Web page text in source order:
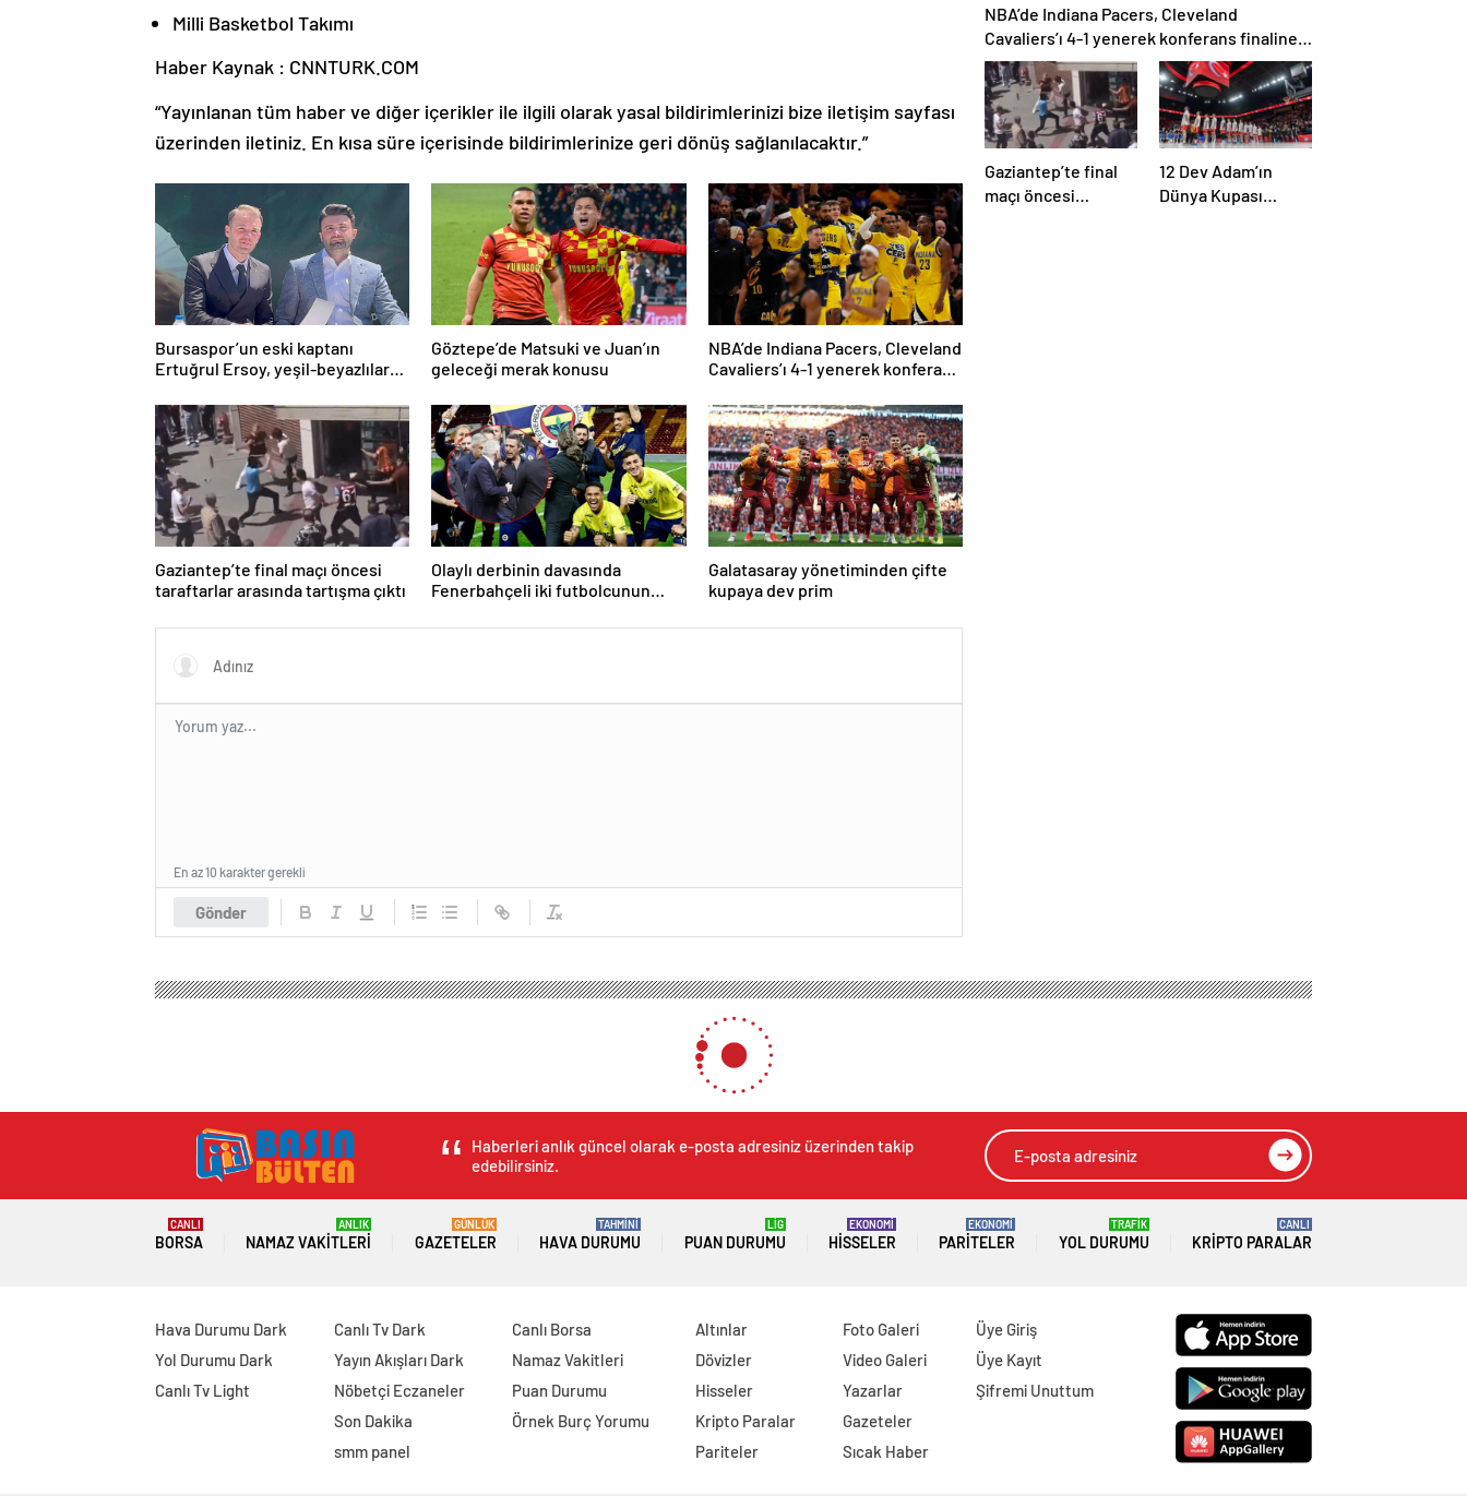
Milli Basketbol Takımı
Haber Kaynak : CNNTURK.COM
“Yayınlanan tüm haber ve diğer içerikler ile ilgili olarak yasal bildirimlerinizi bize iletişim sayfası
üzerinden iletiniz. En kısa süre içerisinde bildirimlerinize geri dönüş sağlanılacaktır.”
Bursaspor’un eski kaptanı
Ertuğrul Ersoy, yeşil-beyazlılara
Göztepe’de Matsuki ve Juan’ın
geleceği merak konusu
NBA’de Indiana Pacers, Cleveland
Cavaliers’ı 4-1 yenerek konferans
Gaziantep’te final maçı öncesi
taraftarlar arasında tartışma çıktı
Olaylı derbinin davasında
Fenerbahçeli iki futbolcunun
Galatasaray yönetiminden çifte
kupaya dev prim
Gönder
En az 10 karakter gerekli
NBA’de Indiana Pacers, Cleveland
Cavaliers’ı 4-1 yenerek konferans finaline
yükseldi
Gaziantep’te final
maçı öncesi
12 Dev Adam’ın
Dünya Kupası
Haberleri anlık güncel olarak e-posta adresiniz üzerinden takip
edebilirsiniz.
BORSA
CANLI
NAMAZ VAKITLERI
ANLIK
GAZETELER
GÜNLÜK
HAVA DURUMU
TAHMİNİ
PUAN DURUMU
LİG
HISSELER
EKONOMİ
PARITELER
EKONOMİ
YOL DURUMU
TRAFİK
KRIPTO PARALAR
CANLI
Hava Durumu Dark
Yol Durumu Dark
Canlı Tv Light
Canlı Tv Dark
Yayın Akışları Dark
Nöbetçi Eczaneler
Son Dakika
smm panel
Canlı Borsa
Namaz Vakitleri
Puan Durumu
Örnek Burç Yorumu
Altınlar
Dövizler
Hisseler
Kripto Paralar
Pariteler
Foto Galeri
Video Galeri
Yazarlar
Gazeteler
Sıcak Haber
Üye Giriş
Üye Kayıt
Şifremi Unuttum